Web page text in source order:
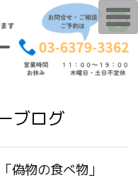
ブログ
偽物の食べ物」
T
o
g
g
l
e
n
i